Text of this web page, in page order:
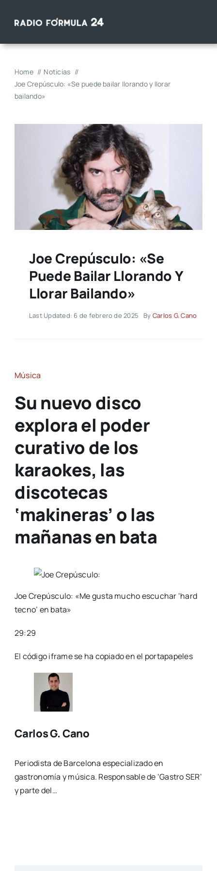
Home
Noticias
Joe Crepúsculo: «Se puede bailar llorando y llorar
bailando»
Joe Crepúsculo: «Se
Puede Bailar Llorando Y
Llorar Bailando»
Last Updated: 6 de febrero de 2025 By Carlos G. Cano
Música
Su nuevo disco
explora el poder
curativo de los
karaokes, las
discotecas
‘makineras’ o las
mañanas en bata
Joe Crepúsculo: «Me gusta mucho escuchar ‘hard
tecno’ en bata»
29:29
El código iframe se ha copiado en el portapapeles
Carlos G. Cano
Periodista de Barcelona especializado en
gastronomía y música. Responsable de ‘Gastro SER’
y parte del…